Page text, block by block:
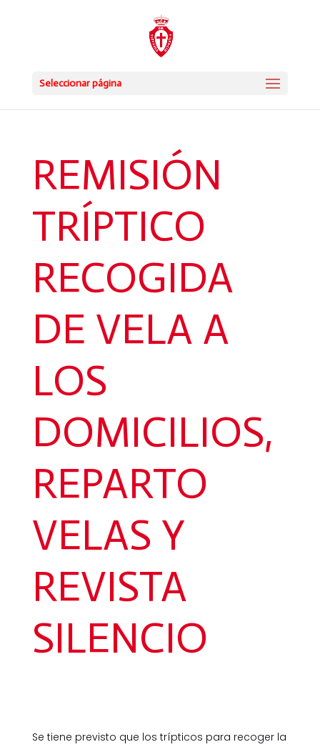
Seleccionar página
REMISIÓN
TRÍPTICO
RECOGIDA
DE VELA A
LOS
DOMICILIOS,
REPARTO
VELAS Y
REVISTA
SILENCIO
Se tiene previsto que los trípticos para recoger la